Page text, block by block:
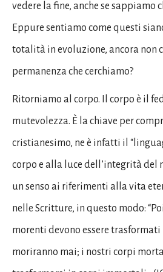
vedere la fine, anche se sappiamo
Eppure sentiamo come questi
totalità in evoluzione, ancora non
permanenza che cerchiamo?
Ritorniamo al corpo. Il corpo è il
mutevolezza. È la chiave per
cristianesimo, ne è infatti il
corpo e alla luce dell’integrità del
un senso ai riferimenti alla vita
nelle Scritture, in questo modo:
morenti devono essere trasformati
moriranno mai; i nostri corpi